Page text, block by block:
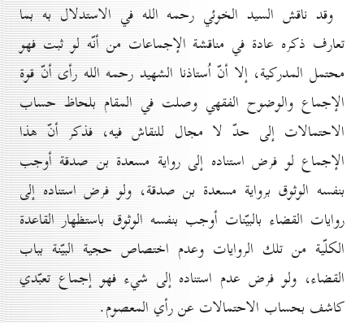
وقد ناقش السيد الخوئي رحمه الله في الاستدلال به بما
تعارف ذكره عادة في مناقشة الإجماعات من أنّه لو ثبت فهو
محتمل المدركية، إلا أنّ اُستاذنا الشهيد رحمه الله رأى أنّ قوة
الإجماع والوضوح الفقهي وصلت في المقام بلحاظ حساب
الاحتمالات إلى حدّ لا مجال للنقاش فيه، فذكر أنّ هذا
الإجماع لو فرض استناده إلى رواية مسعدة بن صدقة أوجب
بنفسه الوثوق برواية مسعدة بن صدقة، ولو فرض استناده إلى
روايات القضاء بالبيّنات أوجب بنفسه الوثوق باستظهار القاعدة
الكلّية من تلك الروايات وعدم اختصاص حجية البيّنة بباب
القضاء، ولو فرض عدم استناده إلى شيء فهو إجماع تعبّدي
كاشف بحساب الاحتمالات عن رأي المعصوم.